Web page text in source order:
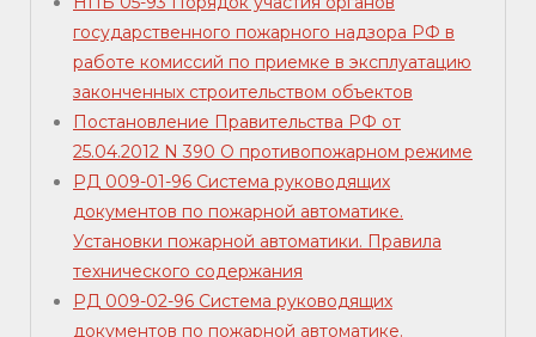
государственного пожарного надзора РФ в
работе комиссий по приемке в эксплуатацию
законченных строительством объектов
Постановление Правительства РФ от
25.04.2012 N 390 О противопожарном режиме
РД 009-01-96 Система руководящих
документов по пожарной автоматике.
Установки пожарной автоматики. Правила
технического содержания
РД 009-02-96 Система руководящих
документов по пожарной автоматике.